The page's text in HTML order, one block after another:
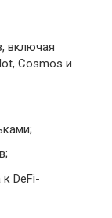
включая
Cosmos и
DeFi-